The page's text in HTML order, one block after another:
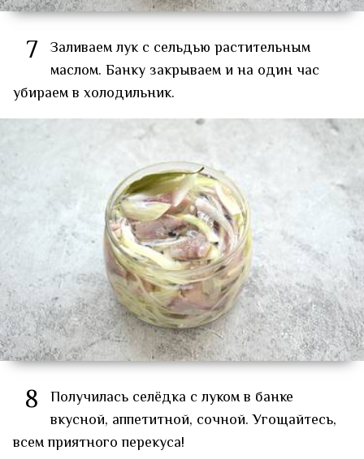
7 Заливаем лук с сельдью растительным
маслом. Банку закрываем и на один час
убираем в холодильник.
8 Получилась селёдка с луком в банке
вкусной, аппетитной, сочной. Угощайтесь,
всем приятного перекуса!